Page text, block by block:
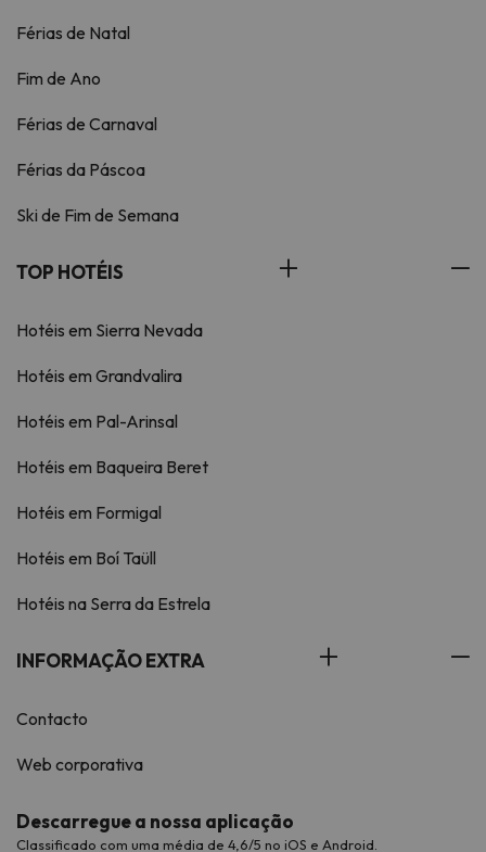
Férias de Natal
Fim de Ano
Férias de Carnaval
Férias da Páscoa
Ski de Fim de Semana
TOP HOTÉIS
Hotéis em Sierra Nevada
Hotéis em Grandvalira
Hotéis em Pal-Arinsal
Hotéis em Baqueira Beret
Hotéis em Formigal
Hotéis em Boí Taüll
Hotéis na Serra da Estrela
INFORMAÇÃO EXTRA
Contacto
Web corporativa
Descarregue a nossa aplicação
Classificado com uma média de 4,6/5 no iOS e Android.